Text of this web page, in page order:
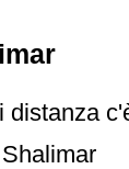
distanza